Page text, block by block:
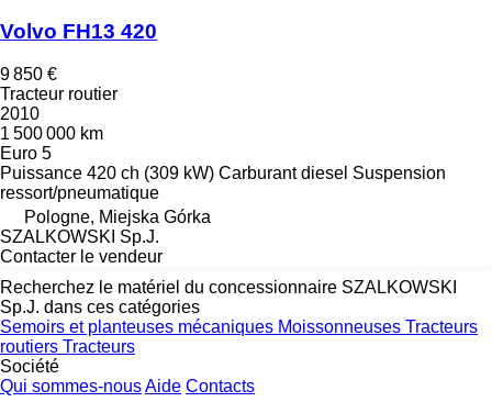
Volvo FH13 420
9 850 €
Tracteur routier
2010
1 500 000 km
Euro 5
Puissance 420 ch (309 kW) Carburant diesel Suspension
ressort/pneumatique
Pologne, Miejska Górka
SZALKOWSKI Sp.J.
Contacter le vendeur
Recherchez le matériel du concessionnaire SZALKOWSKI
Sp.J. dans ces catégories
Semoirs et planteuses mécaniques Moissonneuses Tracteurs
routiers Tracteurs
Société
Qui sommes-nousAide Contacts